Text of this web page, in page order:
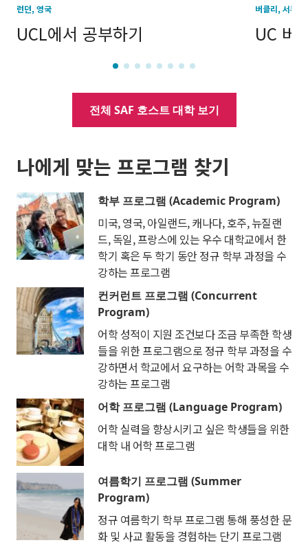
런던, 영국
UCL에서 공부하기
버클리, 서부
UC 버
전체 SAF 호스트 대학 보기
나에게 맞는 프로그램 찾기
학부 프로그램 (Academic Program)
미국, 영국, 아일랜드, 캐나다, 호주, 뉴질랜
드, 독일, 프랑스에 있는 우수 대학교에서 한
학기 혹은 두 학기 동안 정규 학부 과정을 수
강하는 프로그램
컨커런트 프로그램 (Concurrent
Program)
어학 성적이 지원 조건보다 조금 부족한 학생
들을 위한 프로그램으로 정규 학부 과정을 수
강하면서 학교에서 요구하는 어학 과목을 수
강하는 프로그램
어학 프로그램 (Language Program)
어학 실력을 향상시키고 싶은 학생들을 위한
대학 내 어학 프로그램
여름학기 프로그램 (Summer
Program)
정규 여름학기 학부 프로그램 통해 풍성한 문
화 및 사교 활동을 경험하는 단기 프로그램